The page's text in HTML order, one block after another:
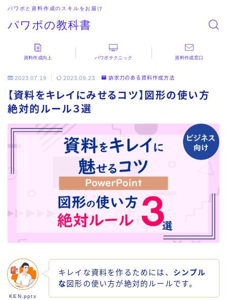
パワポの教科書
パワポと資料作成のスキルをお届け
資料作成向上 パワポテクニック 資料作成窓口
2023.07.19 2023.09.23 訴求力のある資料作成方法
【資料をキレイにみせるコツ】図形の使い方
絶対的ルール３選
KEN.pptx
キレイな資料を作るためには、 シンプル
な 図形の使い方が絶対的ルールです。